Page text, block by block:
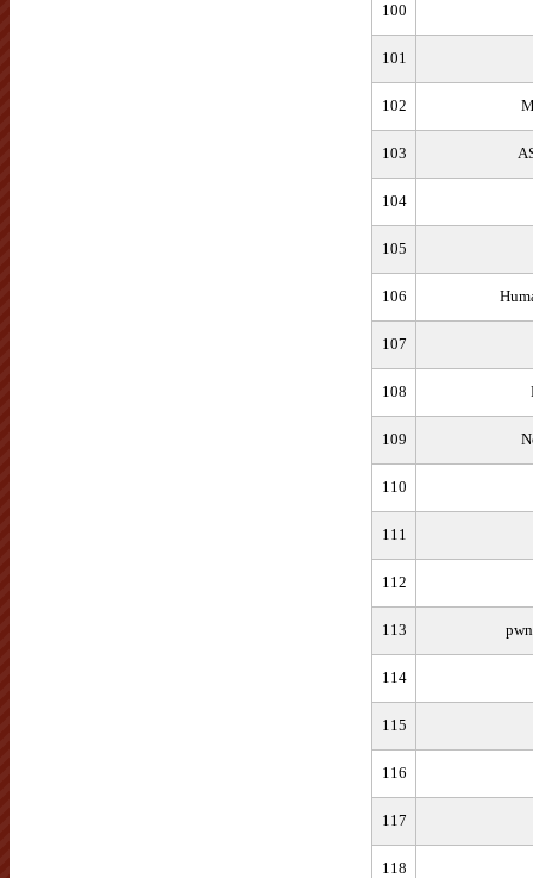
100
101
102
103
104
105
106
107
108
109
110
111
112
113
114
115
116
117
118